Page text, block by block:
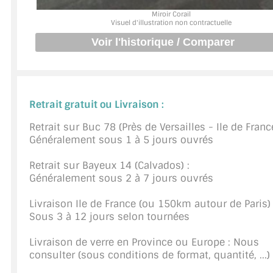
JOINTS D'ÉTANCHÉITÉS
FIXATION GARDES CORPS
SYSTÈMES COULISSANTS
LE CATALOGUE ACCESSOIRES (STROMBINOSCOPE)
EXEMPLES, RÉALISATIONS, INSPIRATIONS
NUANCIER RAL
COMMENT COUPER DU VERRE ?
Miroir Corail
Visuel d'illustration non contractuelle
Retrait gratuit ou Livraison :
Retrait sur Buc 78 (Près de Versailles - Ile de
Généralement sous 1 à 5 jours ouvrés
Retrait sur Bayeux 14 (Calvados) :
Généralement sous 2 à 7 jours ouvrés
Livraison Ile de France (ou 150km autour de Paris)
Sous 3 à 12 jours selon tournées
Livraison de verre en Province ou Europe : Nous
consulter (sous conditions de format, quantité, ...)